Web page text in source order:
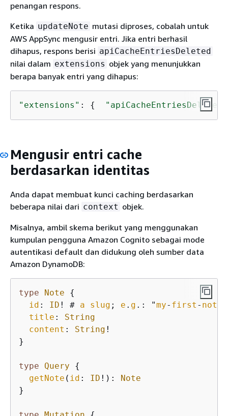
penangan respons.
Ketika updateNote mutasi diproses, cobalah untuk
AWS AppSync mengusir entri. Jika entri berhasil
dihapus, respons berisi apiCacheEntriesDeleted
nilai dalam extensions objek yang menunjukkan
berapa banyak entri yang dihapus:
"extensions" : { "apiCacheEntriesDeleted"
Mengusir entri cache
berdasarkan identitas
Anda dapat membuat kunci caching berdasarkan
beberapa nilai dari context objek.
Misalnya, ambil skema berikut yang menggunakan
kumpulan pengguna Amazon Cognito sebagai mode
autentikasi default dan didukung oleh sumber data
Amazon DynamoDB:
type Note
{
id : ID ! # a slug ; e . g .: "my- first - note
title : String
content : String !
}
type Query
{
getNote ( id : ID !): Note
}